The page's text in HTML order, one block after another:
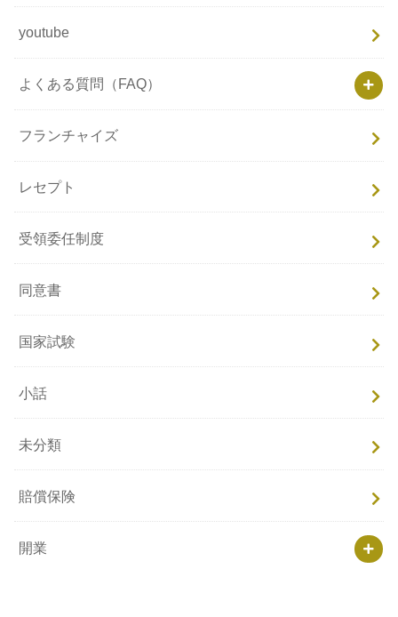
youtube
よくある質問（FAQ）
フランチャイズ
レセプト
受領委任制度
同意書
国家試験
小話
未分類
賠償保険
開業